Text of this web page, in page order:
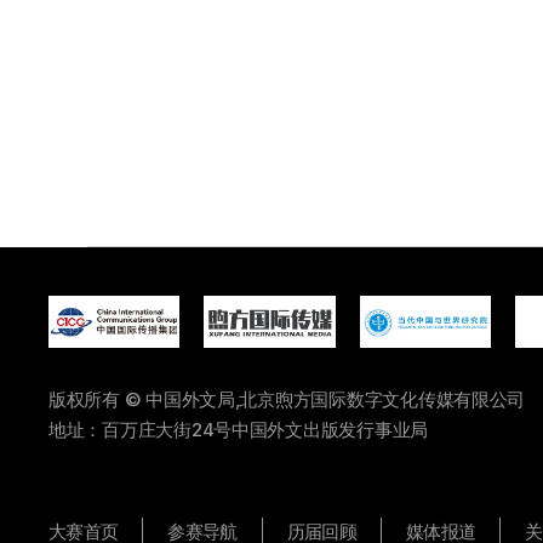
版权所有 © 中国外文局,北京煦方国际数字文化传媒有限公司
地址：百万庄大街24号中国外文出版发行事业局
大赛首页 参赛导航 历届回顾 媒体报道